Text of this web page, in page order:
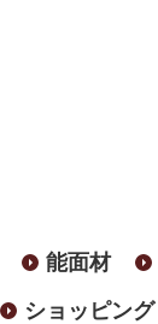
能面材
ショッピング